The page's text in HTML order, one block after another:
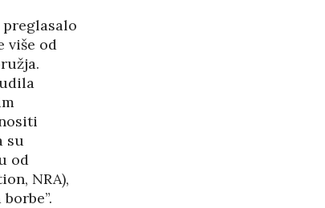
više od
su
od
NRA),
BETONARA OBULJEN
KORŽINEK
14/04/2026